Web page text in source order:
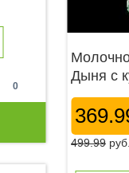
0
Дыня с
499.99 руб.